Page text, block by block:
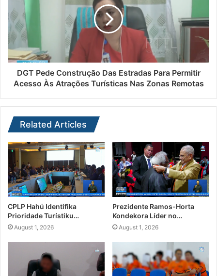
DGT Pede Construção Das Estradas Para Permitir
Acesso Às Atrações Turísticas Nas Zonas Remotas
Related Articles
CPLP Hahú Identifika
Prioridade Turístiku…
August 1, 2026
Prezidente Ramos-Horta
Kondekora Líder no…
August 1, 2026